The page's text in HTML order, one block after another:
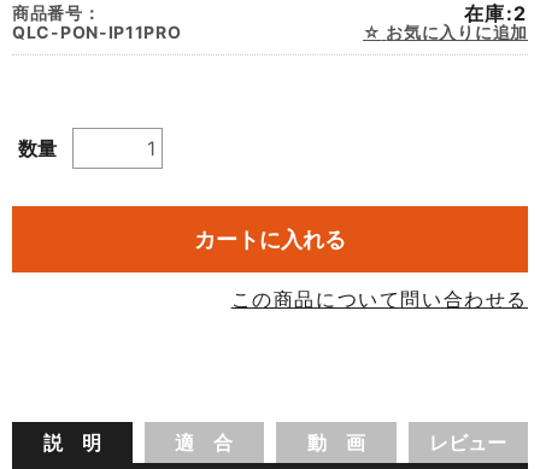
商品番号：
QLC-PON-IP11PRO
在庫:2
お気に入りに追加
数量
カートに入れる
この商品について問い合わせる
説 明 適 合 動 画 レビュー